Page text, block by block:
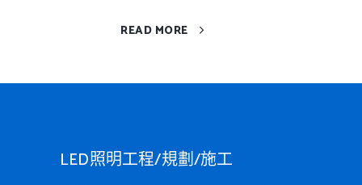
READ MORE
LED照明工程/規劃/施工